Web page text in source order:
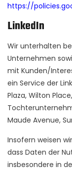
https://
LinkedIn
Wir unterhalten
Unternehmen
mit Kunden/
ein Service der
Plaza, Wilton
Maude Avenue,
Insofern weisen
dass Daten der
insbesondere in